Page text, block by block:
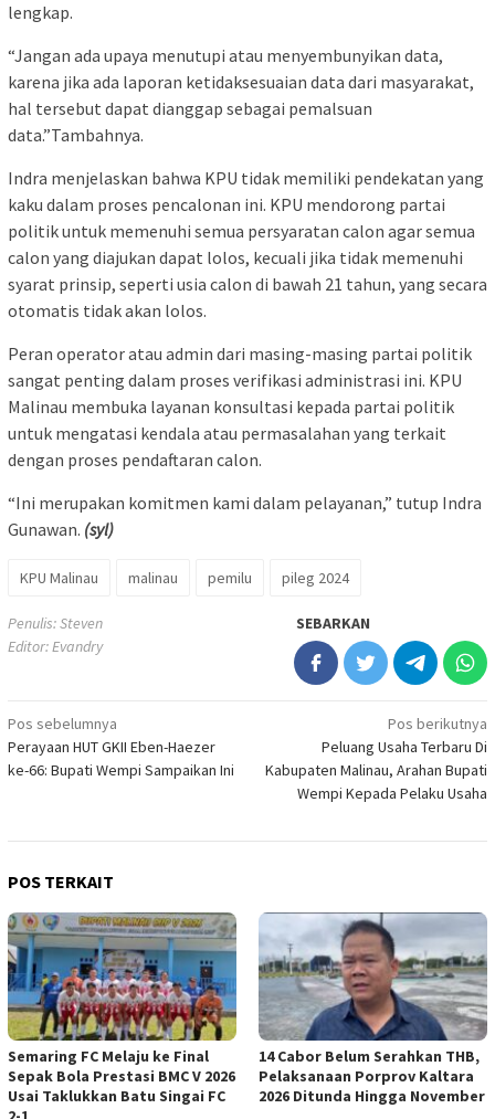
lengkap.
“Jangan ada upaya menutupi atau menyembunyikan data,
karena jika ada laporan ketidaksesuaian data dari masyarakat,
hal tersebut dapat dianggap sebagai pemalsuan
data.”Tambahnya.
Indra menjelaskan bahwa KPU tidak memiliki pendekatan yang
kaku dalam proses pencalonan ini. KPU mendorong partai
politik untuk memenuhi semua persyaratan calon agar semua
calon yang diajukan dapat lolos, kecuali jika tidak memenuhi
syarat prinsip, seperti usia calon di bawah 21 tahun, yang secara
otomatis tidak akan lolos.
Peran operator atau admin dari masing-masing partai politik
sangat penting dalam proses verifikasi administrasi ini. KPU
Malinau membuka layanan konsultasi kepada partai politik
untuk mengatasi kendala atau permasalahan yang terkait
dengan proses pendaftaran calon.
“Ini merupakan komitmen kami dalam pelayanan,” tutup Indra
Gunawan. (syl)
KPU Malinau malinau pemilu pileg 2024
Penulis: Steven
Editor: Evandry
SEBARKAN
Navigasi
pos
Pos sebelumnya
Perayaan HUT GKII Eben-Haezer
ke-66: Bupati Wempi Sampaikan Ini
Pos berikutnya
Peluang Usaha Terbaru Di
Kabupaten Malinau, Arahan Bupati
Wempi Kepada Pelaku Usaha
POS TERKAIT
Semaring FC Melaju ke Final
Sepak Bola Prestasi BMC V 2026
Usai Taklukkan Batu Singai FC
14 Cabor Belum Serahkan THB,
Pelaksanaan Porprov Kaltara
2026 Ditunda Hingga November